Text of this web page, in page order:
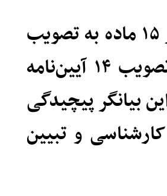
وی در خاتمه بیان کرد: قانون الزام که در ۱۵ ماده به تصویب
رسیده است، برای اجرای دقیق نیازمند تصویب ۱۴ آیین‌نامه
بیانگر پیچیدگی
و تبیین